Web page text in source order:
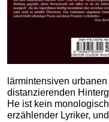
lärmintensiven
distanzierenden
He ist kein
erzählender Lyriker,